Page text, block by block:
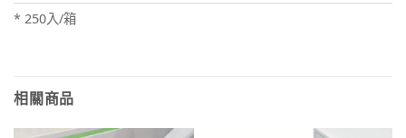
* 250入/箱
相關商品